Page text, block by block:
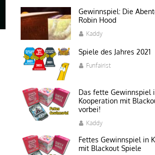
Gewinnspiel: Die
Robin Hood
Kaddy
Spiele des Jahres 2021
Funfairist
Das fette Gewinnspiel
Kooperation mit
vorbei!
Kaddy
Fettes Gewinnspiel in
mit Blackout Spiele